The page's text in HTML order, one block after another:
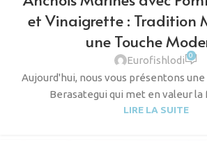
et Vinaigrette : Tradition
une Touche
Eurofishlodi 0
Aujourd'hui, nous vous présentons
Berasategui qui met en valeur la
LIRE LA SUITE